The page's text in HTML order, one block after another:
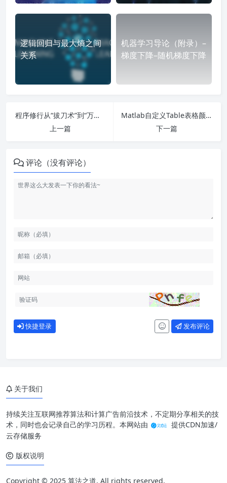
逻辑回归与最大熵之间
关系
机器学习导论（附录）–
梯度下降–随机梯度下降
程序修行从“拔刀术”到“万剑诀”
上一篇
Matlab自定义Table表格颜色
下一篇
评论（没有评论）
快捷登录 发布评论
关于我们
持续关注互联网推荐算法和计算广告前沿技术，不定期分享相关的技
术，同时也会记录自己的学习历程。本网站由
提供CDN加速/
云存储服务
版权说明
Copyright © 2025 算法之道. All rights reserved.